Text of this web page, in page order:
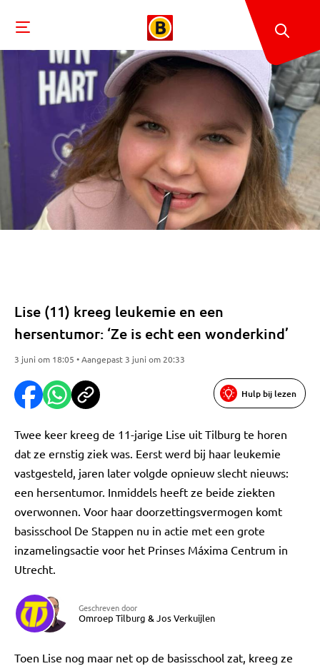
Lise (11) kreeg leukemie en een
hersentumor: ‘Ze is echt een wonderkind’
3 juni om 18:05 • Aangepast 3 juni om 20:33
Hulp bij lezen
Twee keer kreeg de 11-jarige Lise uit Tilburg te horen
dat ze ernstig ziek was. Eerst werd bij haar leukemie
vastgesteld, jaren later volgde opnieuw slecht nieuws:
een hersentumor. Inmiddels heeft ze beide ziekten
overwonnen. Voor haar doorzettingsvermogen komt
basisschool De Stappen nu in actie met een grote
inzamelingsactie voor het Prinses Máxima Centrum in
Utrecht.
Geschreven door
Omroep Tilburg &Jos Verkuijlen
Toen Lise nog maar net op de basisschool zat, kreeg ze